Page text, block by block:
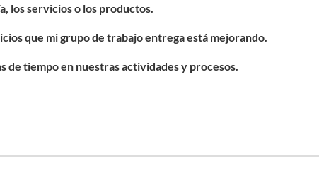
los servicios o los productos.
que mi grupo de trabajo entrega está mejorando.
tiempo en nuestras actividades y procesos.